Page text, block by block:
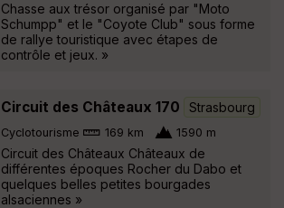
Chasse aux trésor organisé par "Moto
Schumpp" et le "Coyote Club" sous forme
de rallye touristique avec étapes de
contrôle et jeux. »
Circuit des Châteaux 170 Strasbourg
Cyclotourisme 169 km 1590 m
Circuit des Châteaux Châteaux de
différentes époques Rocher du Dabo et
quelques belles petites bourgades
alsaciennes »